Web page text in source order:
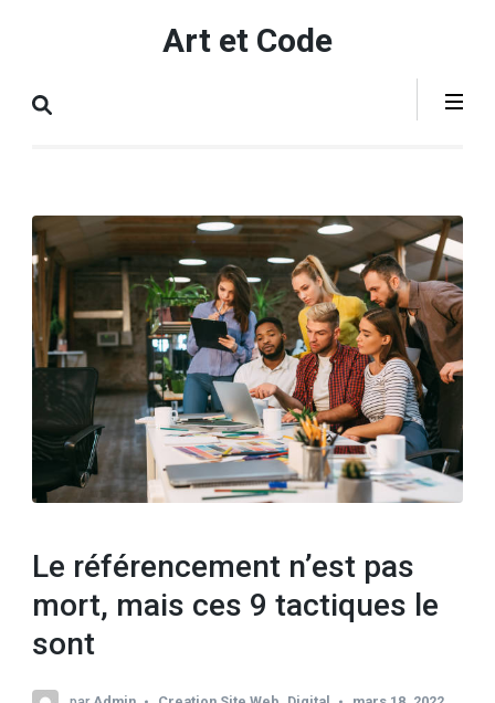
(Pressez
Art et Code
Le référencement n’est pas
mort, mais ces 9 tactiques le
sont